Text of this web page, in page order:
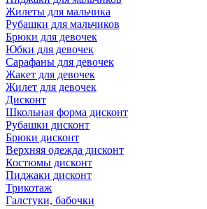
Жилеты для мальчика
Рубашки для мальчиков
Брюки для девочек
Юбки для девочек
Сарафаны для девочек
Жакет для девочек
Жилет для девочек
Дисконт
Школьная форма дисконт
Рубашки дисконт
Брюки дисконт
Верхняя одежда дисконт
Костюмы дисконт
Пиджаки дисконт
Трикотаж
Галстуки, бабочки